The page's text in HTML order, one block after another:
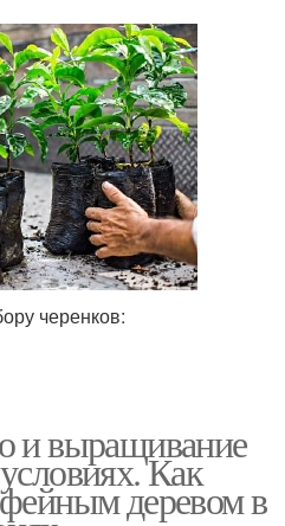
черенков:
и выращивание
Как
деревом в